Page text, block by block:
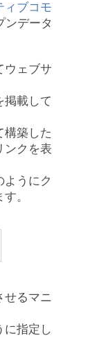
ィブコモ
ンデータ
ウェブサ
掲載して
構築した
ンクを表
ようにク
。
せるマニ
に指定し